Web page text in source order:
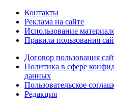
Контакты
Реклама на сайте
Использование
Правила пользования
Договор пользования
Политика в сфере
данных
Пользовательское
Редакция